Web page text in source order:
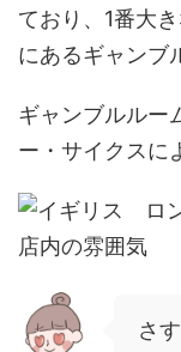
ており、1番大
にあるギャンブ
ギャンブルルー
ー・サイクスに
さ